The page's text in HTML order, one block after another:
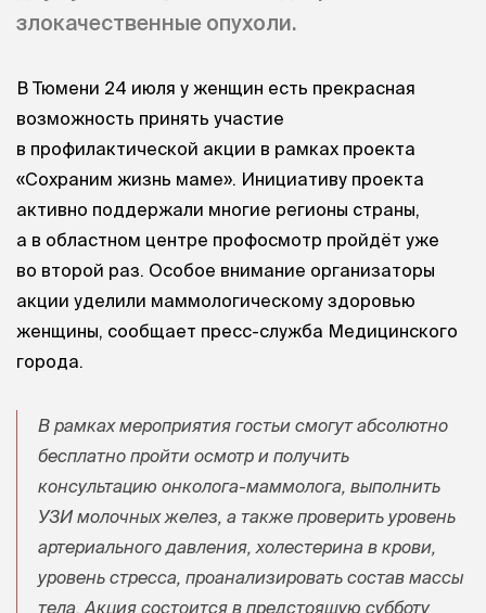
злокачественные опухоли.
В Тюмени 24 июля у женщин есть прекрасная
возможность принять участие
в профилактической акции в рамках проекта
«Сохраним жизнь маме». Инициативу проекта
активно поддержали многие регионы страны,
а в областном центре профосмотр пройдёт уже
во второй раз. Особое внимание организаторы
акции уделили маммологическому здоровью
женщины, сообщает пресс-служба Медицинского
города.
В рамках мероприятия гостьи смогут абсолютно
бесплатно пройти осмотр и получить
консультацию онколога-маммолога, выполнить
УЗИ молочных желез, а также проверить уровень
артериального давления, холестерина в крови,
уровень стресса, проанализировать состав массы
тела. Акция состоится в предстоящую субботу